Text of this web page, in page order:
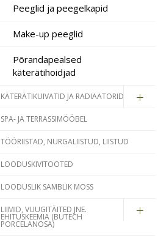
Peeglid ja peegelkapid
Make-up peeglid
Põrandapealsed
käterätihoidjad
KÄTERÄTIKUIVATID JA RADIAATORID
SPA- JA TERRASSIMÖÖBEL
TÖÖRIISTAD, NURGALIISTUD, LIISTUD
LOODUSKIVITOOTED
LOODUSLIK SAMBLIK MOSS
LIIMID, VUUGITÄITED JNE.
EHITUSKEEMIA (BUTECH
PORCELANOSA)